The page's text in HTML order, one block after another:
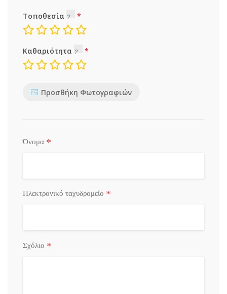
Τοποθεσία
Καθαριότητα
Προσθήκη Φωτογραφιών
Όνομα *
Ηλεκτρονικό ταχυδρομείο *
Σχόλιο *